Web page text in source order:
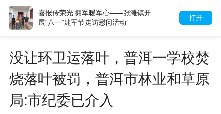
打开
喜报传荣光 拥军暖军心——张滩镇开
展“八一”建军节走访慰问活动
没让环卫运落叶，普洱一学校焚
烧落叶被罚，普洱市林业和草原
局:市纪委已介入